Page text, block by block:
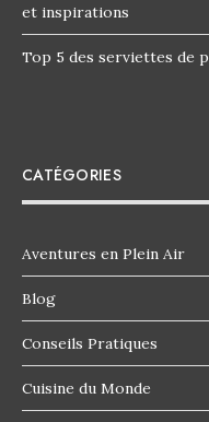
et inspirations
Top 5 des serviettes de
CATÉGORIES
Aventures en Plein Air
Blog
Conseils Pratiques
Cuisine du Monde